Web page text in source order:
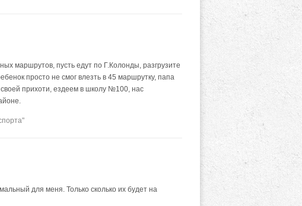
маршрутов, пусть едут по Г.Колонды, разгрузите
просто не смог влезть в 45 маршрутку, папа
прихоти, ездеем в школу №100, нас
для меня. Только сколько их будет на